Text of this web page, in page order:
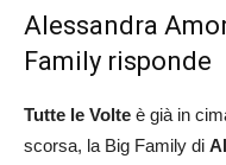
Alessandra
Family risponde
Tutte le Volte è già in
scorsa, la Big Family di